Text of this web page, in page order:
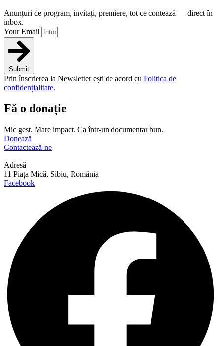
Anunțuri de program, invitați, premiere, tot ce contează — direct în
inbox.
Your Email
Submit
Prin înscrierea la Newsletter ești de acord cu Politica de
confidențialitate.
Fă o donație
Mic gest. Mare impact. Ca într-un documentar bun.
Donează
Contactează-ne
Adresă
11 Piața Mică, Sibiu, România
Facebook